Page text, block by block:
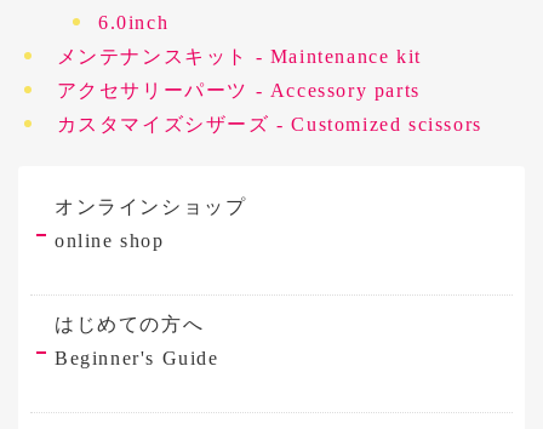
6.0inch
メンテナンスキット - Maintenance kit
アクセサリーパーツ - Accessory parts
カスタマイズシザーズ - Customized scissors
オンラインショップ
online shop
はじめての方へ
Beginner's Guide